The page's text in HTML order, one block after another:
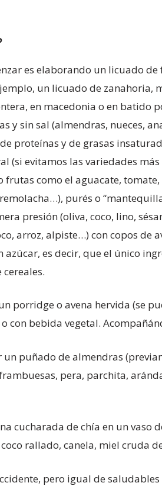
es elaborando un licuado
un licuado de zanahoria,
en macedonia o en batido
y sin sal (almendras, nueces,
proteínas y de grasas
(si evitamos las variedades
como el aguacate,
purés o
presión (oliva, coco, lino,
arroz, alpiste…) con copos
es decir, que el único
porridge o avena hervida (se
con bebida vegetal.
un puñado de almendras
pera, parchita,
cucharada de chía en un vaso
rallado, canela, miel cruda
pero igual de